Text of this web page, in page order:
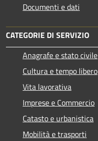
Documenti e dati
CATEGORIE DI SERVIZIO
Anagrafe e stato civile
Cultura e tempo libero
Vita lavorativa
Imprese e Commercio
Catasto e urbanistica
Mobilità e trasporti